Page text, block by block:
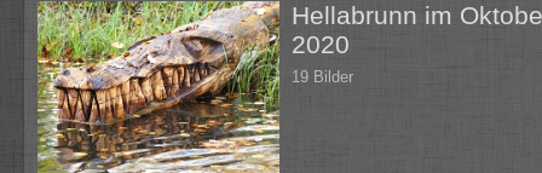
Hellabrunn im
2020
19 Bilder